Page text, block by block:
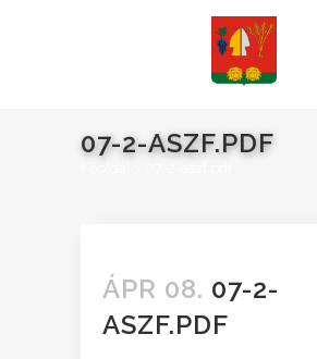
07-2-ASZF.PDF
ÁPR 08. 07-2-
ASZF.PDF